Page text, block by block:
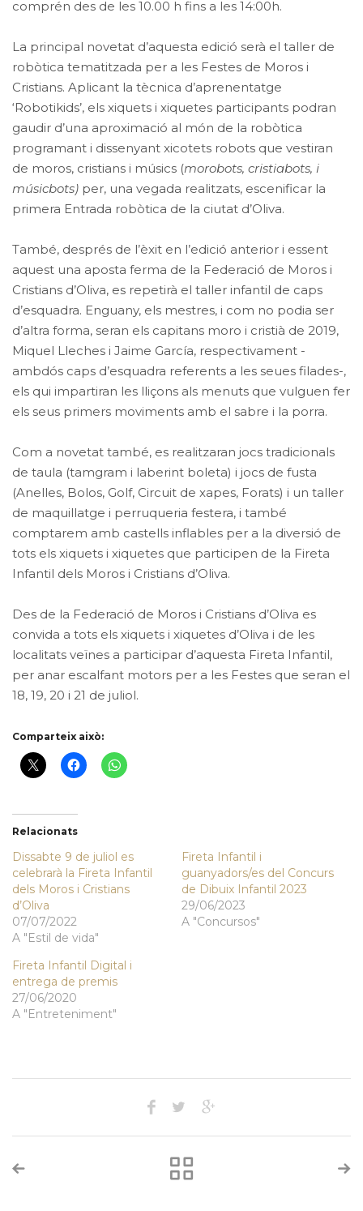
comprén des de les 10.00 h fins a les 14:00h.
La principal novetat d’aquesta edició serà el taller de
robòtica tematitzada per a les Festes de Moros i
Cristians. Aplicant la tècnica d’aprenentatge
‘Robotikids’, els xiquets i xiquetes participants podran
gaudir d’una aproximació al món de la robòtica
programant i dissenyant xicotets robots que vestiran
de moros, cristians i músics (morobots, cristiabots, i
músicbots) per, una vegada realitzats, escenificar la
primera Entrada robòtica de la ciutat d’Oliva.
També, després de l’èxit en l’edició anterior i essent
aquest una aposta ferma de la Federació de Moros i
Cristians d’Oliva, es repetirà el taller infantil de caps
d’esquadra. Enguany, els mestres, i com no podia ser
d’altra forma, seran els capitans moro i cristià de 2019,
Miquel Lleches i Jaime García, respectivament -
ambdós caps d’esquadra referents a les seues filades-,
els qui impartiran les lliçons als menuts que vulguen fer
els seus primers moviments amb el sabre i la porra.
Com a novetat també, es realitzaran jocs tradicionals
de taula (tamgram i laberint boleta) i jocs de fusta
(Anelles, Bolos, Golf, Circuit de xapes, Forats) i un taller
de maquillatge i perruqueria festera, i també
comptarem amb castells inflables per a la diversió de
tots els xiquets i xiquetes que participen de la Fireta
Infantil dels Moros i Cristians d’Oliva.
Des de la Federació de Moros i Cristians d’Oliva es
convida a tots els xiquets i xiquetes d’Oliva i de les
localitats veïnes a participar d’aquesta Fireta Infantil,
per anar escalfant motors per a les Festes que seran el
18, 19, 20 i 21 de juliol.
Comparteix això:
Relacionats
Dissabte 9 de juliol es
celebrarà la Fireta Infantil
dels Moros i Cristians
d’Oliva
07/07/2022
A "Estil de vida"
Fireta Infantil i
guanyadors/es del Concurs
de Dibuix Infantil 2023
29/06/2023
A "Concursos"
Fireta Infantil Digital i
entrega de premis
27/06/2020
A "Entreteniment"